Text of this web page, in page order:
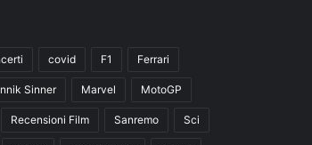
covid F1 Ferrari
Sinner Marvel MotoGP
Recensioni Film Sanremo Sci